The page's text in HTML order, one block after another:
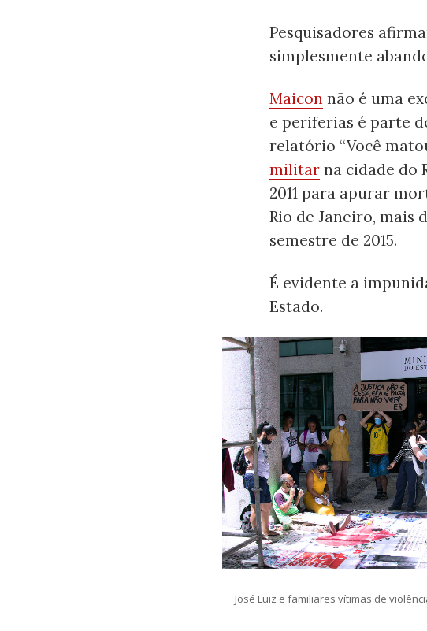
Pesquisadores
simplesmente
Maicon não é uma
e periferias é parte
relatório “Você
militar na cidade do
2011 para apurar
Rio de Janeiro, mais
semestre de 2015.
É evidente a
Estado.
José Luiz e familiares vítimas de